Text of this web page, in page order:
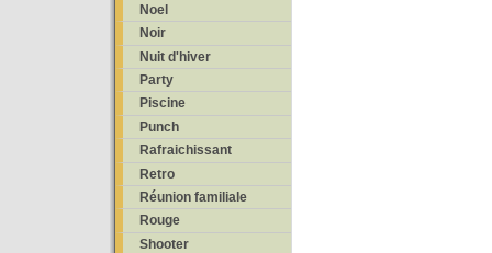
Noel
Noir
Nuit d'hiver
Party
Piscine
Punch
Rafraichissant
Retro
Réunion familiale
Rouge
Shooter